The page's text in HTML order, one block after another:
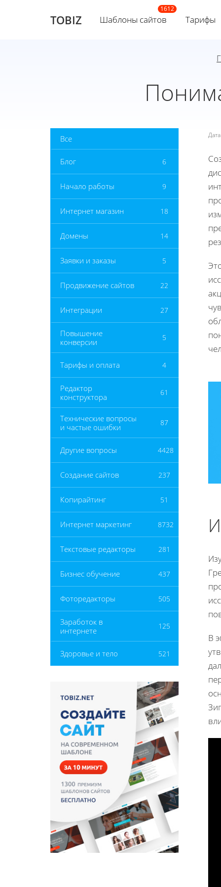
TOBIZ Шаблоны сайтов Тарифы
Все
Блог 6
Начало работы 9
Интернет магазин 18
Домены 14
Заявки и заказы 5
Продвижение сайтов 22
Интеграции 27
Повышение
конверсии
5
Тарифы и оплата 4
Редактор
конструктора
61
Технические вопросы
и частые ошибки
87
Другие вопросы 4428
Создание сайтов 237
Копирайтинг 51
Интернет маркетинг 8732
Текстовые редакторы 281
Бизнес обучение 437
Фоторедакторы 505
Заработок в
интернете
125
Здоровье и тело 521
В